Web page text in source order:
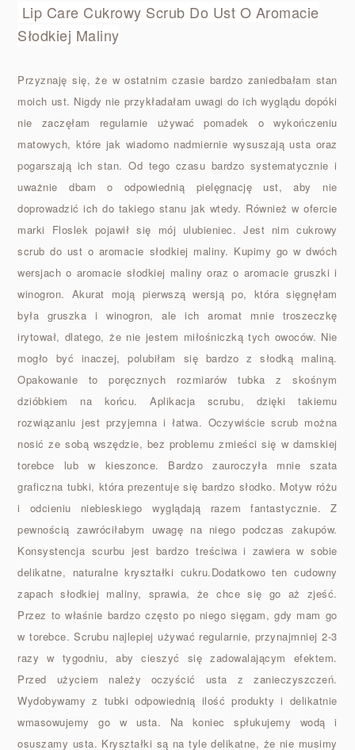
Lip Care Cukrowy Scrub Do Ust O Aromacie
Słodkiej Maliny
Przyznaję się, że w ostatnim czasie bardzo zaniedbałam stan
moich ust. Nigdy nie przykładałam uwagi do ich wyglądu dopóki
nie zaczęłam regularnie używać pomadek o wykończeniu
matowych, które jak wiadomo nadmiernie wysuszają usta oraz
pogarszają ich stan. Od tego czasu bardzo systematycznie i
uważnie dbam o odpowiednią pielęgnację ust, aby nie
doprowadzić ich do takiego stanu jak wtedy. Również w ofercie
marki Floslek pojawił się mój ulubieniec. Jest nim cukrowy
scrub do ust o aromacie słodkiej maliny. Kupimy go w dwóch
wersjach o aromacie słodkiej maliny oraz o aromacie gruszki i
winogron. Akurat moją pierwszą wersją po, która sięgnęłam
była gruszka i winogron, ale ich aromat mnie troszeczkę
irytował, dlatego, że nie jestem miłośniczką tych owoców. Nie
mogło być inaczej, polubiłam się bardzo z słodką maliną.
Opakowanie to poręcznych rozmiarów tubka z skośnym
dzióbkiem na końcu. Aplikacja scrubu, dzięki takiemu
rozwiązaniu jest przyjemna i łatwa. Oczywiście scrub można
nosić ze sobą wszędzie, bez problemu zmieści się w damskiej
torebce lub w kieszonce. Bardzo zauroczyła mnie szata
graficzna tubki, która prezentuje się bardzo słodko. Motyw różu
i odcieniu niebieskiego wyglądają razem fantastycznie. Z
pewnością zawróciłabym uwagę na niego podczas zakupów.
Konsystencja scurbu jest bardzo treściwa i zawiera w sobie
delikatne, naturalne kryształki cukru.Dodatkowo ten cudowny
zapach słodkiej maliny, sprawia, że chce się go aż zjeść.
Przez to właśnie bardzo często po niego sięgam, gdy mam go
w torebce. Scrubu najlepiej używać regularnie, przynajmniej 2-3
razy w tygodniu, aby cieszyć się zadowalającym efektem.
Przed użyciem należy oczyścić usta z zanieczyszczeń.
Wydobywamy z tubki odpowiednią ilość produkty i delikatnie
wmasowujemy go w usta. Na koniec spłukujemy wodą i
osuszamy usta. Kryształki są na tyle delikatne, że nie musimy